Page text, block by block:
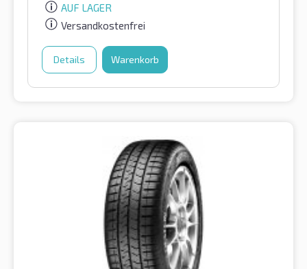
AUF LAGER
Versandkostenfrei
Details Warenkorb